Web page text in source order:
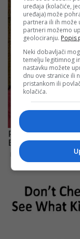
uređaja (kolačiće,
uređaja) može
partnera ili ih može
partneri možemo
geolociranju. Popis
Neki dobavljači
temelju legitimnog
nastavku možete
dnu ove stranice ili
pristankom ili
kolačića.